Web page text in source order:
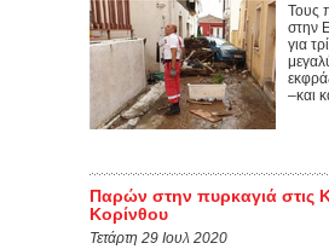
Τους
στην
για
–και
Παρών στην πυρκαγιά στις
Κορίνθου
Τετάρτη 29 Ιουλ 2020